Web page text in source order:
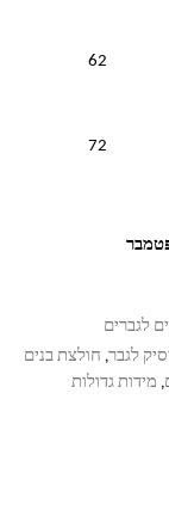
62
72
לגברים
לגבר, חולצת בנים
, מידות גדולות